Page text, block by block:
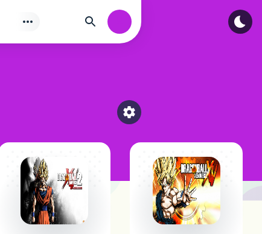
Authorization
Tìm
Select a category